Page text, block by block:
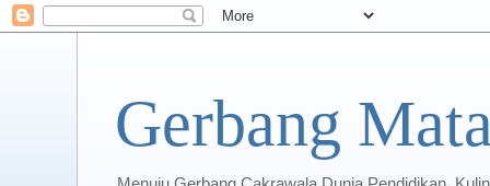
Gerbang